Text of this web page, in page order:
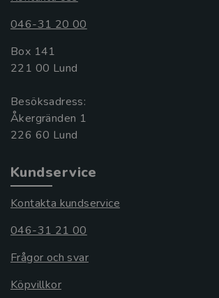
046-31 20 00
Box 141
221 00 Lund
Besöksadress:
Åkergränden 1
Kundservice
Kontakta kundservice
046-31 21 00
Frågor och svar
Köpvillkor